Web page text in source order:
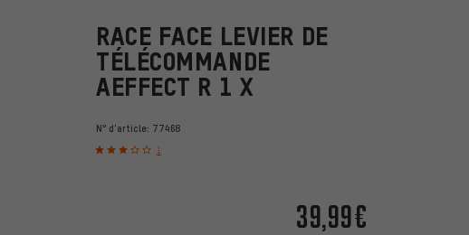
RACE FACE LEVIER DE
TÉLÉCOMMANDE
AEFFECT R 1 X
N° d'article: 77468
1
39,99€